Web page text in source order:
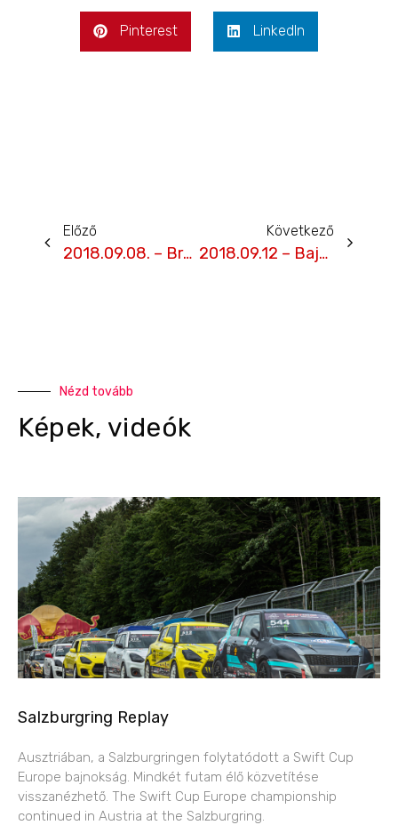
Pinterest LinkedIn
Előző
2018.09.08. – Brno, 1. futam interjúk
Következő
2018.09.12 – Bajnokság jelenlegi állása
Nézd tovább
Képek, videók
Salzburgring Replay
Ausztriában, a Salzburgringen folytatódott a Swift Cup
Europe bajnokság. Mindkét futam élő közvetítése
visszanézhető. The Swift Cup Europe championship
continued in Austria at the Salzburgring.